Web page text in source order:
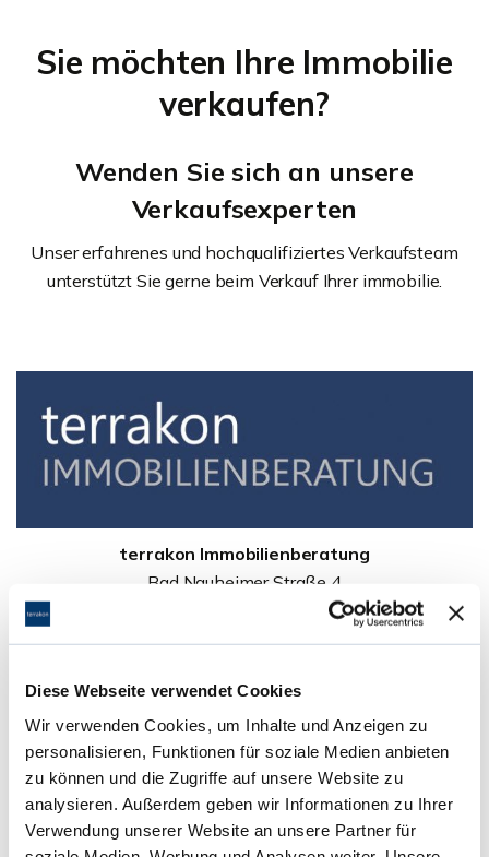
Diese Webseite verwendet Cookies
Wir verwenden Cookies, um Inhalte und Anzeigen zu
personalisieren, Funktionen für soziale Medien anbieten
zu können und die Zugriffe auf unsere Website zu
analysieren. Außerdem geben wir Informationen zu Ihrer
Verwendung unserer Website an unsere Partner für
Sie möchten Ihre Immobilie
verkaufen?
Wenden Sie sich an unsere
Verkaufsexperten
Unser erfahrenes und hochqualifiziertes Verkaufsteam
unterstützt Sie gerne beim Verkauf Ihrer immobilie.
terrakon Immobilienberatung
Bad Nauheimer Straße 4
Telefon:06151-734 75 950
Ihre Nachricht an uns